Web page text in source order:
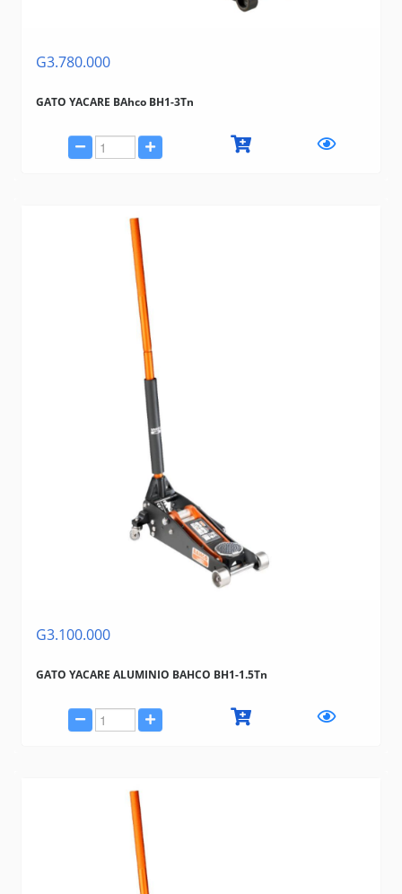
G3.780.000
GATO YACARE BAhco BH1-3Tn
G3.100.000
GATO YACARE ALUMINIO BAHCO BH1-1.5Tn